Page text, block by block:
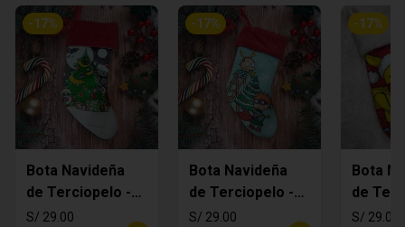
-17%
Bota Navideña
de Terciopelo -
MANDALORIAN
S/ 29.00
-17%
Bota Navideña
de Terciopelo -
Rugrats
S/ 29.00
-17%
Bota
de
Pikachi
S/ 29.00